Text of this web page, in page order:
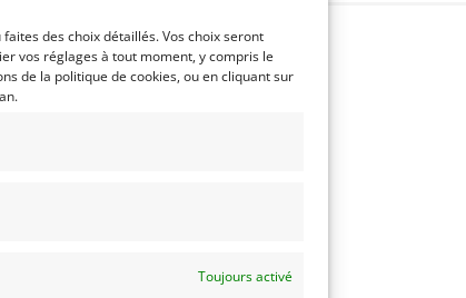
des choix détaillés. Vos choix seront
vos réglages à tout moment, y compris le
de la politique de cookies, ou en cliquant sur
Toujours activé